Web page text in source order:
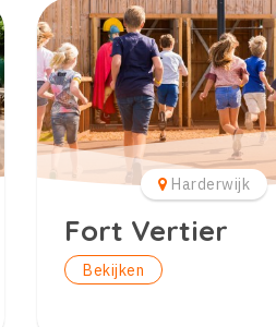
Harderwijk
Fort Vertier
Bekijken